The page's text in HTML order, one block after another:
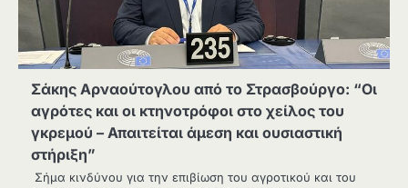
Σάκης Αρναούτογλου από το Στρασβούργο: “Οι
αγρότες και οι κτηνοτρόφοι στο χείλος του
γκρεμού – Απαιτείται άμεση και ουσιαστική
στήριξη”
Σήμα κινδύνου για την επιβίωση του αγροτικού και του